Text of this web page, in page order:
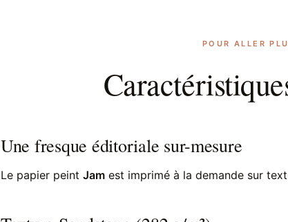
POUR ALLER
Une fresque éditoriale sur-mesure
Le papier peint Jam est imprimé à la demande sur